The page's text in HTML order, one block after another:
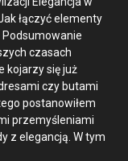
łączyć elementy
czasach
kojarzy się już
czy butami
postanowiłem
przemyśleniami
z elegancją. W tym